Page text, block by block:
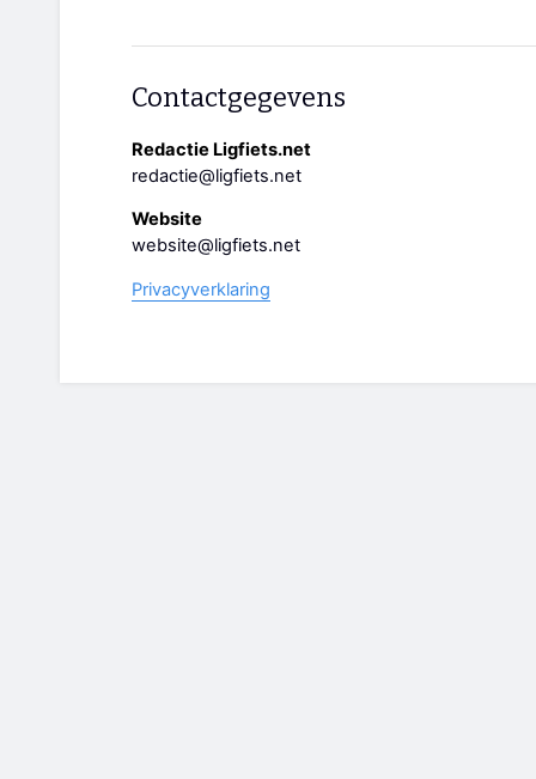
Contactgegevens
Redactie Ligfiets.net
redactie@ligfiets.net
Website
website@ligfiets.net
Privacyverklaring